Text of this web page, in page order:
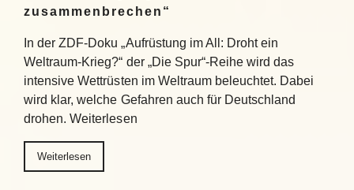
zusammenbrechen“
In der ZDF-Doku „Aufrüstung im All: Droht ein
Weltraum-Krieg?“ der „Die Spur“-Reihe wird das
intensive Wettrüsten im Weltraum beleuchtet. Dabei
wird klar, welche Gefahren auch für Deutschland
drohen. Weiterlesen
Weiterlesen